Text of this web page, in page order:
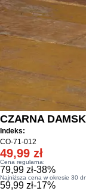
CZARNA
Indeks:
CO-71-012
49,99 zł
Cena regularna:
79,99 zł-38%
Najniższa cena w okresie 30
59,99 zł-17%